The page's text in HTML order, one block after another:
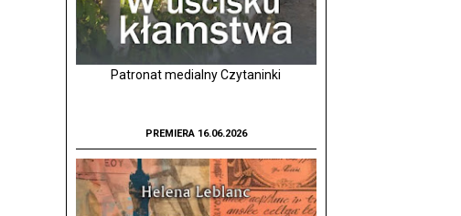
Patronat medialny Czytaninki
PREMIERA 16.06.2026